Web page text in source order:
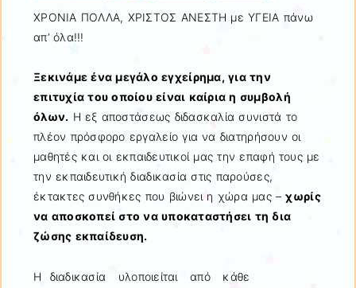
ΧΡΟΝΙΑ ΠΟΛΛΑ, ΧΡΙΣΤΟΣ ΑΝΕΣΤΗ με ΥΓΕΙΑ πάνω
απ’ όλα!!!
Ξεκινάμε ένα μεγάλο εγχείρημα, για την
επιτυχία του οποίου είναι καίρια η συμβολή
όλων. Η εξ αποστάσεως διδασκαλία συνιστά το
πλέον πρόσφορο εργαλείο για να διατηρήσουν οι
μαθητές και οι εκπαιδευτικοί μας την επαφή τους με
την εκπαιδευτική διαδικασία στις παρούσες,
έκτακτες συνθήκες που βιώνει η χώρα μας –χωρίς
να αποσκοπεί στο να υποκαταστήσει τη δια
ζώσης εκπαίδευση.
Η διαδικασία υλοποιείται από κάθε